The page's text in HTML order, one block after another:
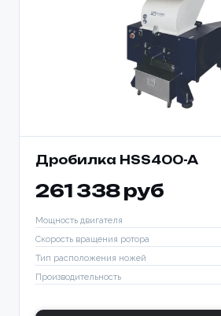
Дробилка HSS400-A
261 338 руб
Мощность двигателя
Скорость вращения ротора
Тип расположения ножей
Производительность